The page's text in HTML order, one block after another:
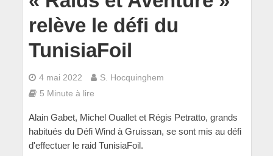
relève le défi du
TunisiaFoil
4 mai 2022
S. Hocquinghem
5 Minute à lire
Alain Gabet, Michel Ouallet et Régis Petratto, grands
habitués du Défi Wind à Gruissan, se sont mis au défi
d'effectuer le raid TunisiaFoil.